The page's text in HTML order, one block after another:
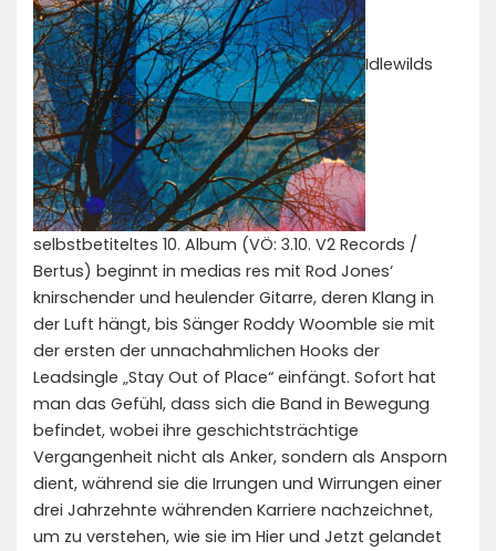
Idlewilds
selbstbetiteltes 10. Album (VÖ: 3.10. V2 Records /
Bertus) beginnt in medias res mit Rod Jones‘
knirschender und heulender Gitarre, deren Klang in
der Luft hängt, bis Sänger Roddy Woomble sie mit
der ersten der unnachahmlichen Hooks der
Leadsingle „Stay Out of Place“ einfängt. Sofort hat
man das Gefühl, dass sich die Band in Bewegung
befindet, wobei ihre geschichtsträchtige
Vergangenheit nicht als Anker, sondern als Ansporn
dient, während sie die Irrungen und Wirrungen einer
drei Jahrzehnte währenden Karriere nachzeichnet,
um zu verstehen, wie sie im Hier und Jetzt gelandet